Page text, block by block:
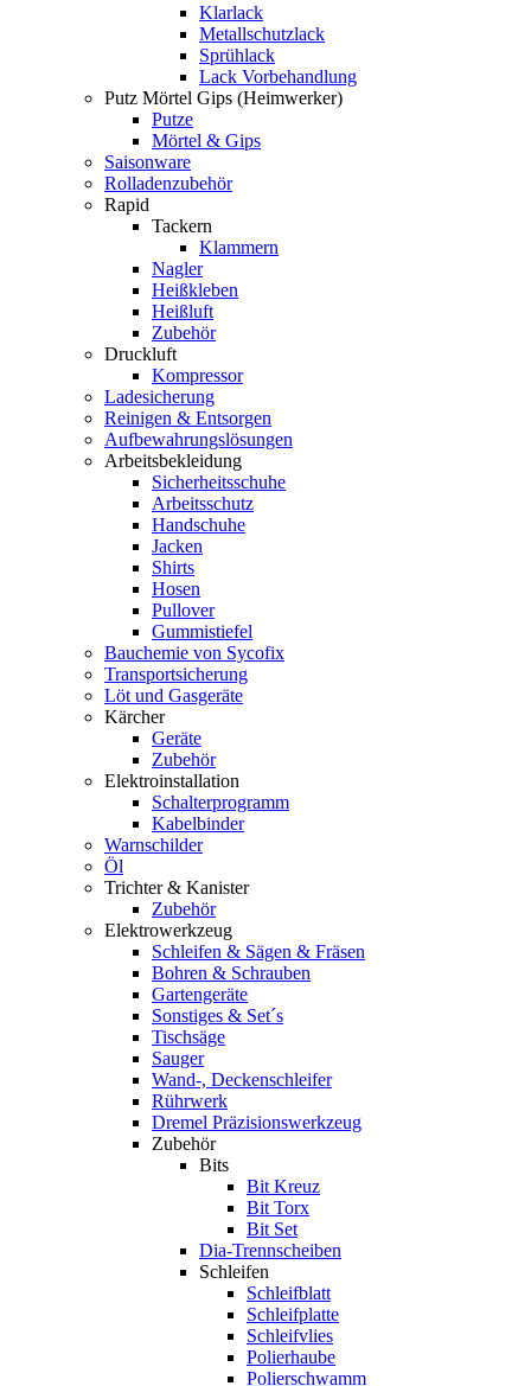
Klarlack
Metallschutzlack
Sprühlack
Lack Vorbehandlung
Putz Mörtel Gips (Heimwerker)
Putze
Mörtel & Gips
Saisonware
Rolladenzubehör
Rapid
Tackern
Klammern
Nagler
Heißkleben
Heißluft
Zubehör
Druckluft
Kompressor
Ladesicherung
Reinigen & Entsorgen
Aufbewahrungslösungen
Arbeitsbekleidung
Sicherheitsschuhe
Arbeitsschutz
Handschuhe
Jacken
Shirts
Hosen
Pullover
Gummistiefel
Bauchemie von Sycofix
Transportsicherung
Löt und Gasgeräte
Kärcher
Geräte
Zubehör
Elektroinstallation
Schalterprogramm
Kabelbinder
Warnschilder
Öl
Trichter & Kanister
Zubehör
Elektrowerkzeug
Schleifen & Sägen & Fräsen
Bohren & Schrauben
Gartengeräte
Sonstiges & Set´s
Tischsäge
Sauger
Wand-, Deckenschleifer
Rührwerk
Dremel Präzisionswerkzeug
Zubehör
Bits
Bit Kreuz
Bit Torx
Bit Set
Dia-Trennscheiben
Schleifen
Schleifblatt
Schleifplatte
Schleifvlies
Polierhaube
Polierschwamm